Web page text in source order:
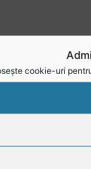
cookie-uri